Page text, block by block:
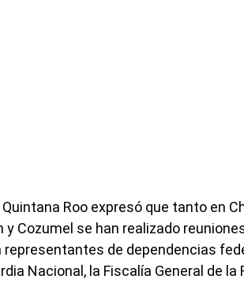
Quintana Roo expresó que tanto en
y Cozumel se han realizado
de dependencias
Nacional, la Fiscalía General de